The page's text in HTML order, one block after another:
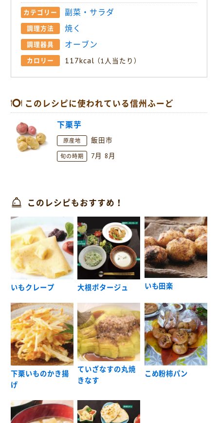
カテゴリー 副菜・サラダ
調理方法 焼く
調理器具 オーブン
カロリー 117kcal （1人当たり）
このレシピに使われている信州ふーど
下栗芋
原産地 飯田市
旬の時期 7月 8月
このレシピもおすすめ！
いもクレープ 大根ポタージュ いも田楽
下栗いものかき揚
げ
ていざなすの丸焼
きなす
こめ粉柿パン